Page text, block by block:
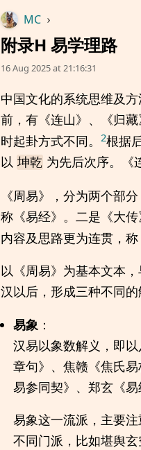
MC ›
附录H 易学理路
16 Aug 2025 at 21:16:31
中国文化的系统思维及
前，有《连山》、《归
时起卦方式不同。 2根据
以 坤乾 为先后次序。《
《周易》，分为两个部
称《易经》。二是《大
内容及思路更为连贯，称
以《周易》为基本文本
汉以后，形成三种不同的
易象 ：
汉易以象数解义，即
章句》、焦赣《焦氏
易参同契》、郑玄《易
易象这一流派，主要
不同门派，比如堪舆